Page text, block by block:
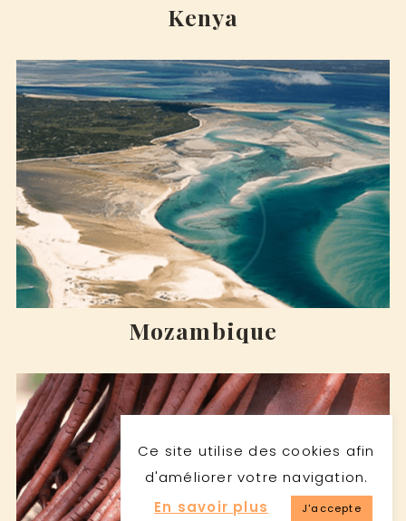
Kenya
Mozambique
Ce site utilise des cookies afin
d'améliorer votre navigation.
En savoir plus
J'accepte